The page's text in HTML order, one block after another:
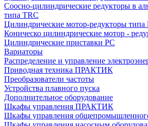
Соосно-цилиндрические редукторы в
типа TRC
Цилиндрические мотор-редукторы типа
Коническо цилиндрические мотор -
Цилиндрические приставки PC
Вариаторы
Распределение и управление
Приводная техника ПРАКТИК
Преобразователи частоты
Устройства плавного пуска
Дополнительное оборудование
Шкафы управления ПРАКТИК
Шкафы управления